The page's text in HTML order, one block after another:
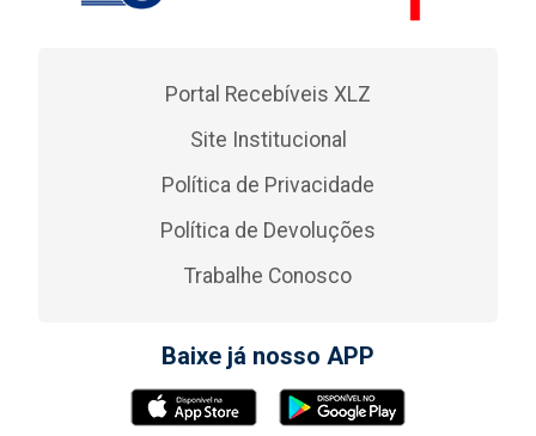
Portal Recebíveis XLZ
Site Institucional
Política de Privacidade
Política de Devoluções
Trabalhe Conosco
Baixe já nosso APP